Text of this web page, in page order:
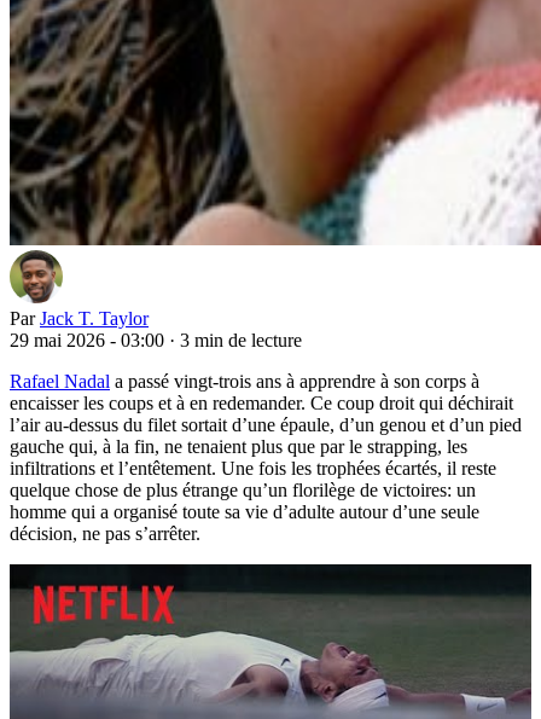
Par Jack T. Taylor
29 mai 2026 - 03:00 · 3 min de lecture
Rafael Nadal a passé vingt-trois ans à apprendre à son corps à
encaisser les coups et à en redemander. Ce coup droit qui déchirait
l’air au-dessus du filet sortait d’une épaule, d’un genou et d’un pied
gauche qui, à la fin, ne tenaient plus que par le strapping, les
infiltrations et l’entêtement. Une fois les trophées écartés, il reste
quelque chose de plus étrange qu’un florilège de victoires: un
homme qui a organisé toute sa vie d’adulte autour d’une seule
décision, ne pas s’arrêter.